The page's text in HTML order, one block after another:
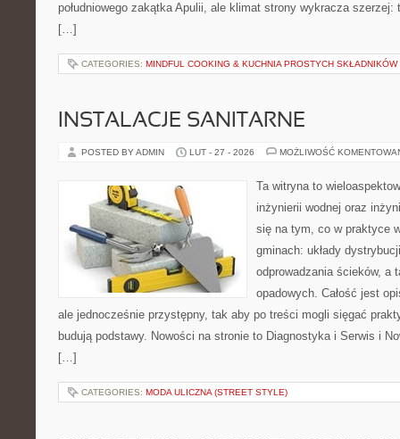
południowego zakątka Apulii, ale klimat strony wykracza szerzej:
[…]
CATEGORIES: MINDFUL COOKING & KUCHNIA PROSTYCH SKŁADNIKÓW
INSTALACJE SANITARNE
POSTED BY ADMIN LUT - 27 - 2026 MOŻLIWOŚĆ
Ta witryna to
inżynierii wodnej oraz
się na tym, co w praktyce
gminach: układy
odprowadzania ścieków, a
opadowych. Całość jest
ale jednocześnie przystępny, tak aby po treści mogli sięgać
budują podstawy. Nowości na stronie to Diagnostyka i Serwis i
[…]
CATEGORIES: MODA ULICZNA (STREET STYLE)